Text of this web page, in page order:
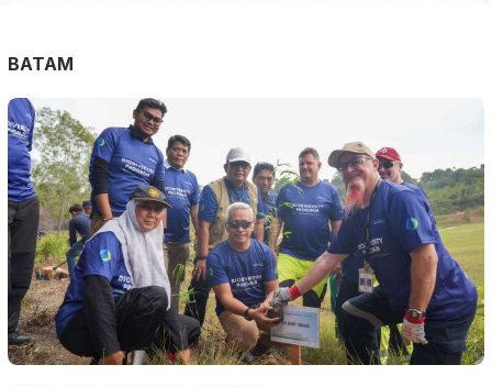
BATAM